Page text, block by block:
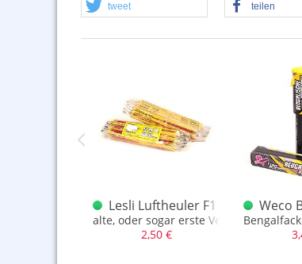
tweet teilen
Lesli Luftheuler F1 2010 (frühe
alte, oder sogar erste Version eines
2,50 €
Weco